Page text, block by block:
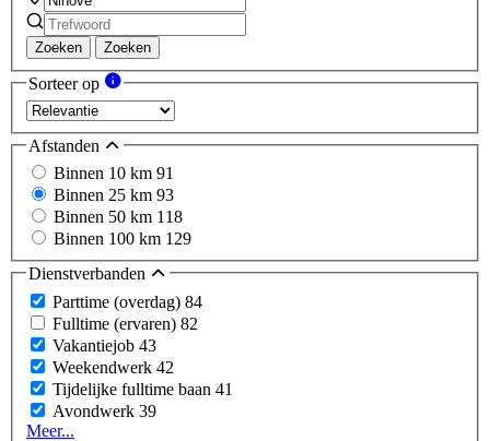
Zoeken Zoeken
Sorteer op
Afstanden
Binnen 10 km 91
Binnen 25 km 93
Binnen 50 km 118
Binnen 100 km 129
Dienstverbanden
Parttime (overdag) 84
Fulltime (ervaren) 82
Vakantiejob 43
Weekendwerk 42
Tijdelijke fulltime baan 41
Avondwerk 39
Meer...